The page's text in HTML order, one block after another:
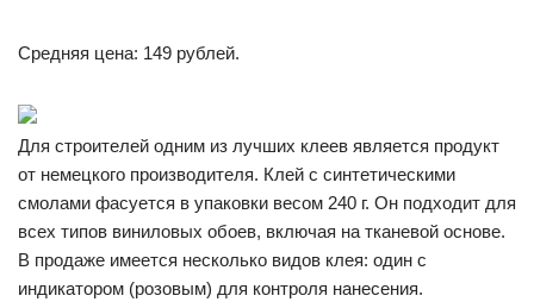
Средняя цена: 149 рублей.
Для строителей одним из лучших клеев является продукт
от немецкого производителя. Клей с синтетическими
смолами фасуется в упаковки весом 240 г. Он подходит для
всех типов виниловых обоев, включая на тканевой основе.
В продаже имеется несколько видов клея: один с
индикатором (розовым) для контроля нанесения.